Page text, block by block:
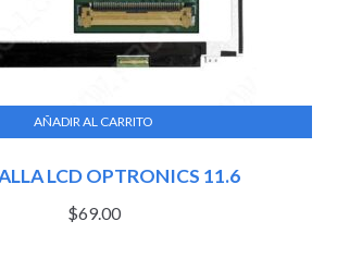
LCD OPTRONICS 11.6
$69.00
AÑADIR AL CARRITO